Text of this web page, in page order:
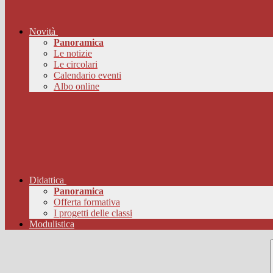
Novità
Panoramica
Le notizie
Le circolari
Calendario eventi
Albo online
Didattica
Panoramica
Offerta formativa
I progetti delle classi
Modulistica